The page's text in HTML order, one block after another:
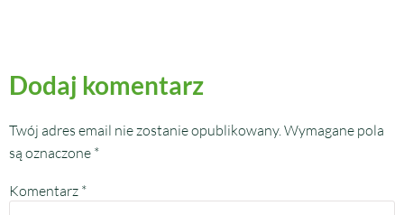
Dodaj komentarz
Twój adres email nie zostanie opublikowany.Wymagane pola
są oznaczone *
Komentarz *